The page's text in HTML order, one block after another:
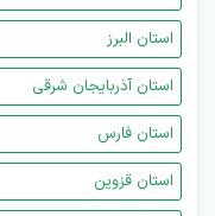
استان البرز
استان آذربایجان شرقی
استان فارس
استان قزوین